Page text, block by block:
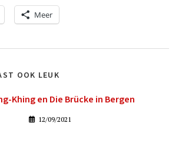
Meer
OOK LEUK
Khing en Die Brücke in Bergen
12/09/2021